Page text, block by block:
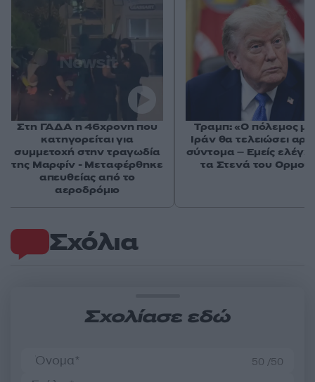
Σχόλια
Σχολίασε εδώ
50 /50
Στη ΓΑΔΑ η 46χρονη που
κατηγορείται για
συμμετοχή στην τραγωδία
της Μαρφίν - Μεταφέρθηκε
απευθείας από το
αεροδρόμιο
Τραμπ: «Ο πόλεμος με
Ιράν θα τελειώσει
σύντομα – Εμείς
τα Στενά του